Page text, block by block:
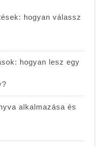
hogyan válassz
hogyan lesz egy
alkalmazása és